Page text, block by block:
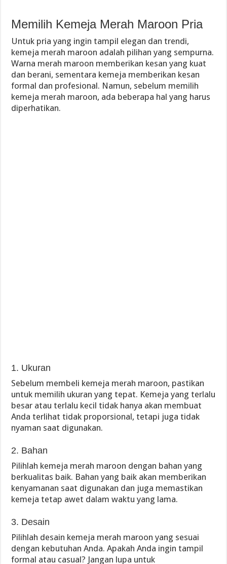
Memilih Kemeja Merah Maroon Pria
Untuk pria yang ingin tampil elegan dan trendi,
kemeja merah maroon adalah pilihan yang sempurna.
Warna merah maroon memberikan kesan yang kuat
dan berani, sementara kemeja memberikan kesan
formal dan profesional. Namun, sebelum memilih
kemeja merah maroon, ada beberapa hal yang harus
diperhatikan.
1. Ukuran
Sebelum membeli kemeja merah maroon, pastikan
untuk memilih ukuran yang tepat. Kemeja yang terlalu
besar atau terlalu kecil tidak hanya akan membuat
Anda terlihat tidak proporsional, tetapi juga tidak
nyaman saat digunakan.
2. Bahan
Pilihlah kemeja merah maroon dengan bahan yang
berkualitas baik. Bahan yang baik akan memberikan
kenyamanan saat digunakan dan juga memastikan
kemeja tetap awet dalam waktu yang lama.
3. Desain
Pilihlah desain kemeja merah maroon yang sesuai
dengan kebutuhan Anda. Apakah Anda ingin tampil
formal atau casual? Jangan lupa untuk